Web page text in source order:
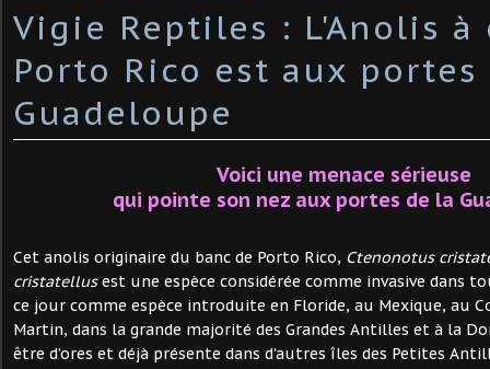
Vigie Reptiles : L'Anolis à
Porto Rico est aux portes
Guadeloupe
Voici une menace sérieuse
qui pointe son nez aux portes de la
Cet anolis originaire du banc de Porto Rico, Ctenonotus
cristatellusest une espèce considérée comme invasive dans
ce jour comme espèce introduite en Floride, au Mexique, au
Martin, dans la grande majorité des Grandes Antilles et à la
être d’ores et déjà présente dans d’autres îles des Petites